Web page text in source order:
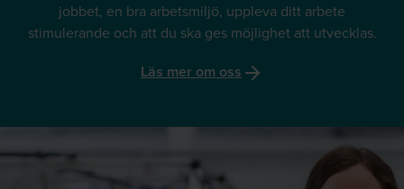
jobbet, en bra arbetsmiljö, uppleva ditt arbete
stimulerande och att du ska ges möjlighet att utvecklas.
Läs mer om oss